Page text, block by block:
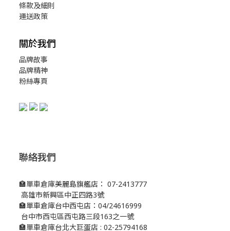
條款及細則
運送政策
關於我們
品牌故事
品牌精神
粉絲專頁
聯絡我們
🏣單車倉庫美麗島旗艦店： 07-2413777
高雄市新興區中正四路3號
🏣單車倉庫台中西屯店：04/24616999
台中市西屯區西屯路三段163之一號
🏣單車倉庫台北大巨蛋店 : 02-25794168